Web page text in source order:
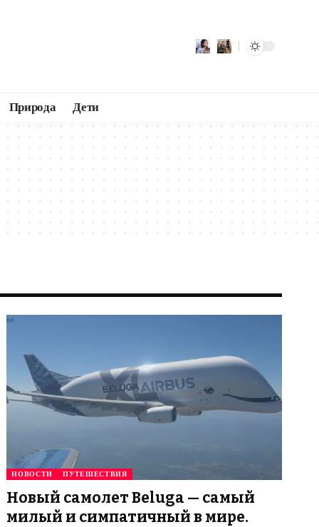
Природа Дети
НОВОСТИ ПУТЕШЕСТВИЯ
Новый самолет Beluga — самый
милый и симпатичный в мире.